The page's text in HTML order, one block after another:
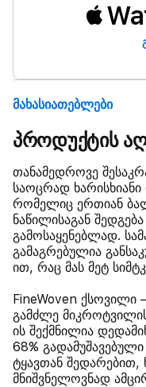
Მახასიათებლები
პროდუქტის
თანამედროვე
საოცრად
რომელიც ერთიან
ნაწილისაგან
გამოსაყენებლად.
გამაგრებულია
ით, რაც მას მეტ
FineWoven
გამძლე
ის შექმნილია
68%
ტყავთან შედარებით,
მნიშვნელოვნად